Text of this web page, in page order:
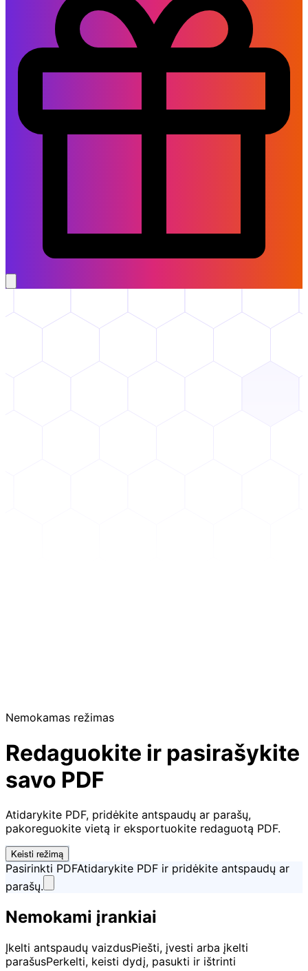
Nemokamas režimas
Redaguokite ir pasirašykite
savo PDF
Atidarykite PDF, pridėkite antspaudų ar parašų,
pakoreguokite vietą ir eksportuokite redaguotą PDF.
Keisti režimą
Pasirinkti PDFAtidarykite PDF ir pridėkite antspaudų ar
parašų.
Nemokami įrankiai
Įkelti antspaudų vaizdusPiešti, įvesti arba įkelti
parašusPerkelti, keisti dydį, pasukti ir ištrinti